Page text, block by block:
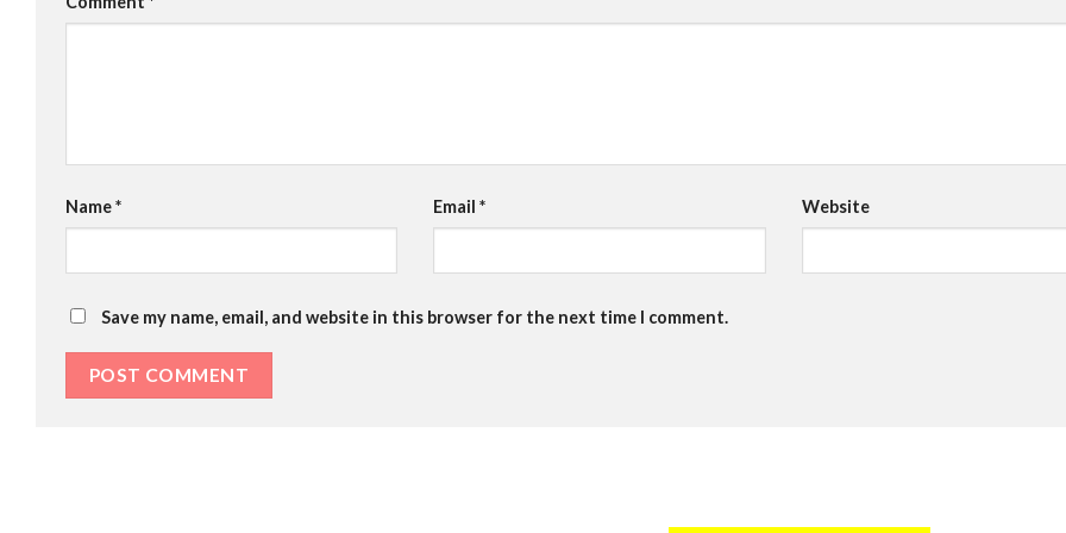
Name* Email* Website
Save my name, email, and website in this browser for the next time I comment.